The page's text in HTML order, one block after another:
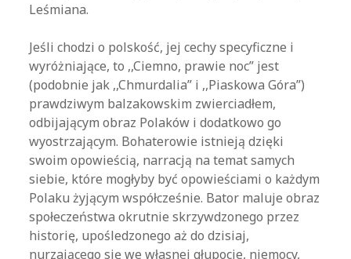
Leśmiana.
Jeśli chodzi o polskość, jej cechy specyficzne i
wyróżniające, to ,,Ciemno, prawie noc” jest
(podobnie jak ,,Chmurdalia” i ,,Piaskowa Góra”)
prawdziwym balzakowskim zwierciadłem,
odbijającym obraz Polaków i dodatkowo go
wyostrzającym. Bohaterowie istnieją dzięki
swoim opowieścią, narracją na temat samych
siebie, które mogłyby być opowieściami o każdym
Polaku żyjącym współcześnie. Bator maluje obraz
społeczeństwa okrutnie skrzywdzonego przez
historię, upośledzonego aż do dzisiaj,
nurzającego się we własnej głupocie, niemocy,